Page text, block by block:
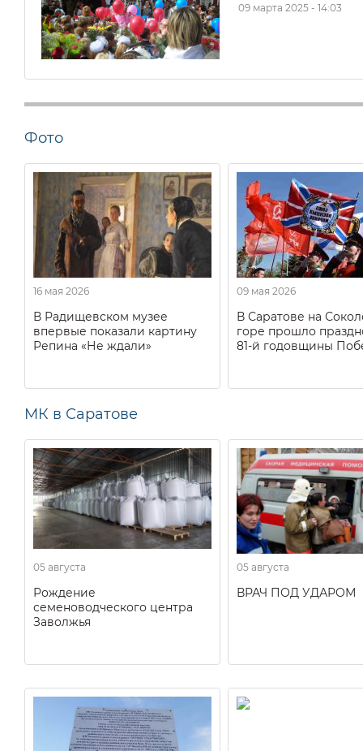
09 марта 2025 - 14:03
Фото
16 мая 2026
В Радищевском музее
впервые показали картину
Репина «Не ждали»
09 мая 2026
В Саратове на
горе прошло
81-й годовщины
МК в Саратове
05 августа
Рождение
семеноводческого центра
Заволжья
05 августа
ВРАЧ ПОД УДАРОМ